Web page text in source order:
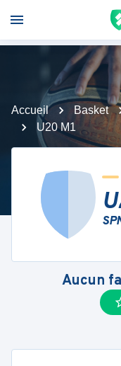
Accueil Basket
U20 M1
Aucun